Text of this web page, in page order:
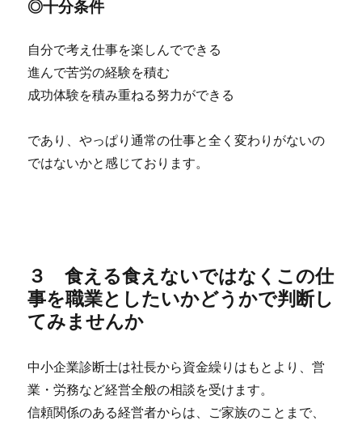
◎十分条件
自分で考え仕事を楽しんでできる
進んで苦労の経験を積む
成功体験を積み重ねる努力ができる
であり、やっぱり通常の仕事と全く変わりがないの
ではないかと感じております。
３ 食える食えないではなくこの仕
事を職業としたいかどうかで判断し
てみませんか
中小企業診断士は社長から資金繰りはもとより、営
業・労務など経営全般の相談を受けます。
信頼関係のある経営者からは、ご家族のことまで、